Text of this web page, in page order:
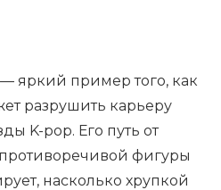
яркий пример того, как
разрушить карьеру
K-pop. Его путь от
фигуры
насколько хрупкой